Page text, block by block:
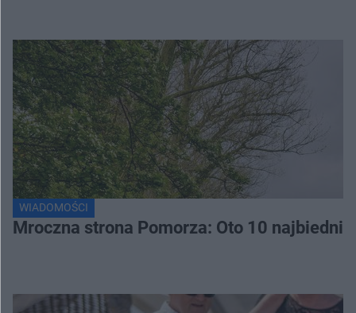
WIADOMOŚCI
Mroczna strona Pomorza: Oto 10